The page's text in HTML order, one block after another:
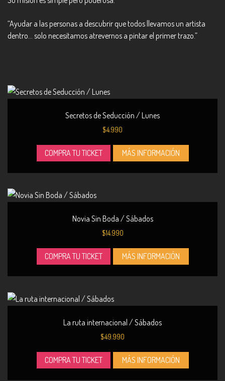
“Ayudar a las personas a descubrir que todos llevamos un artista
dentro… solo necesitamos atrevernos a pintar el primer trazo.”
Secretos de Seducción / Lunes
$4.990
COMPRA TU TICKET MÁS INFORMACIÓN
Novia Sin Boda / Sábados
$14.990
COMPRA TU TICKET MÁS INFORMACIÓN
La ruta internacional / Sábados
$49.990
COMPRA TU TICKET MÁS INFORMACIÓN